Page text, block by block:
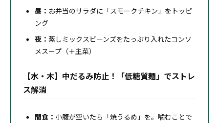
昼： お弁当のサラダに「スモークチキン」をトッピ
ング
夜： 蒸しミックスビーンズをたっぷり入れたコンソ
メスープ（＋主菜）
【水・木】中だるみ防止！「低糖質麺」でストレ
ス解消
間食： 小腹が空いたら「焼うるめ」を。噛むことで